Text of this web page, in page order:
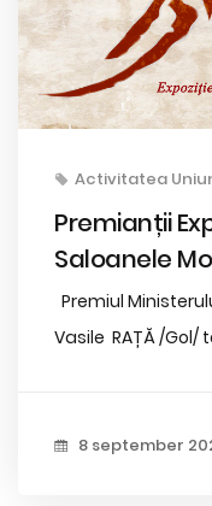
Activitatea
Premianții
Saloanele
Premiul
Vasile RAȚĂ /Gol/
8 september